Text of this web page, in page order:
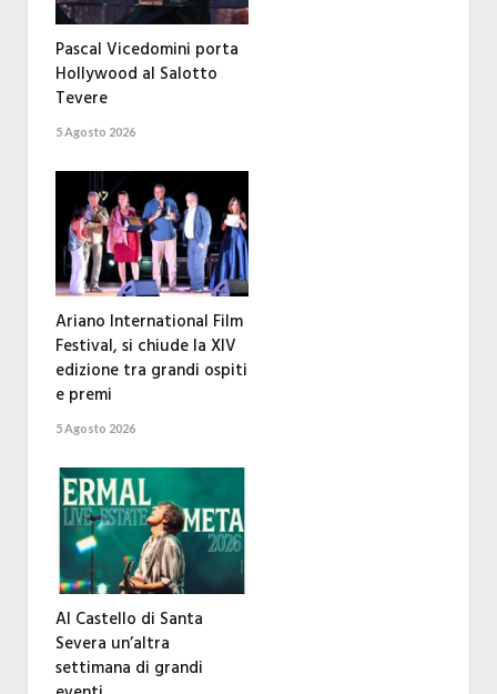
Pascal Vicedomini porta
Hollywood al Salotto
Tevere
5 Agosto 2026
Ariano International Film
Festival, si chiude la XIV
edizione tra grandi ospiti
e premi
5 Agosto 2026
Al Castello di Santa
Severa un’altra
settimana di grandi